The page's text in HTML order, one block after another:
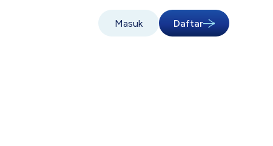
Masuk Daftar